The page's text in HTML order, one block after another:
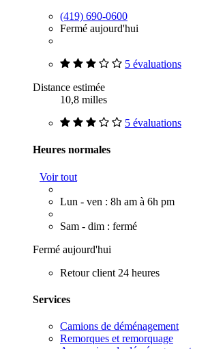
(419) 690-0600
Fermé aujourd'hui
5 évaluations
Distance estimée
10,8 milles
5 évaluations
Heures normales
Voir tout
Lun - ven : 8h am à 6h pm
Sam - dim : fermé
Fermé aujourd'hui
Retour client 24 heures
Services
Camions de déménagement
Remorques et remorquage